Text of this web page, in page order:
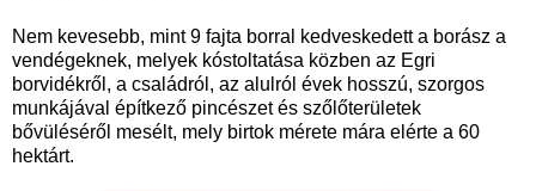
Nem kevesebb, mint 9 fajta borral kedveskedett a borász a
vendégeknek, melyek kóstoltatása közben az Egri
borvidékről, a családról, az alulról évek hosszú, szorgos
munkájával építkező pincészet és szőlőterületek
bővüléséről mesélt, mely birtok mérete mára elérte a 60
hektárt.